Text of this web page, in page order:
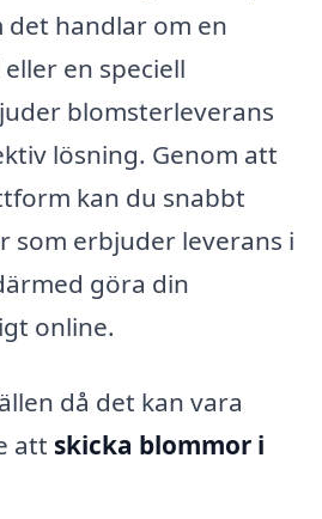
det handlar om en
en speciell
blomsterleverans
lösning. Genom att
kan du snabbt
som erbjuder leverans i
göra din
online.
då det kan vara
att skicka blommor i